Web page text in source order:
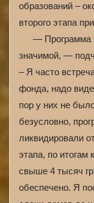
образований –
второго этапа
— Программа
значимой, —
– Я часто
фонда, надо
пор у них не
безусловно,
ликвидировали
этапа, по итогам
свыше 4 тысяч
обеспечено. Я